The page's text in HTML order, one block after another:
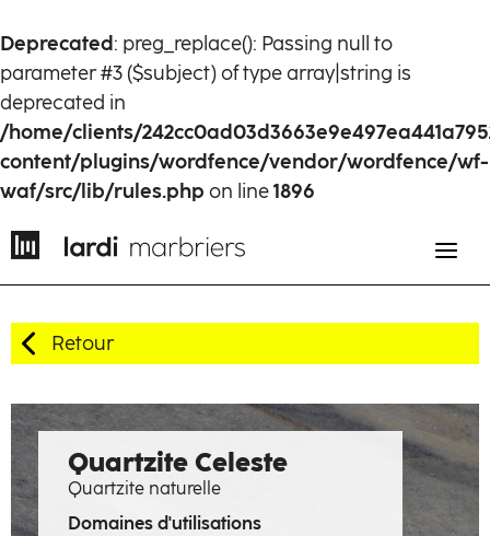
Deprecated: preg_replace(): Passing null to
parameter #3 ($subject) of type array|string is
deprecated in
/home/clients/
content/plugins/wordfence/vendor/wordfence/wf-
waf/src/lib/rules.php on line1896
Histoire
Savoir-faire
Retour
Quartzite Celeste
Quartzite naturelle
Domaines d'utilisations